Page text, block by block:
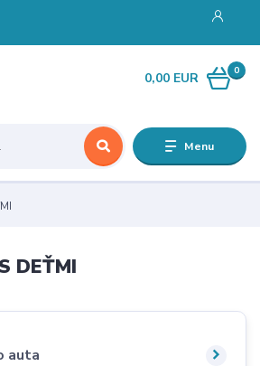
Menu
0
0,00 EUR
DEŤMI
auta